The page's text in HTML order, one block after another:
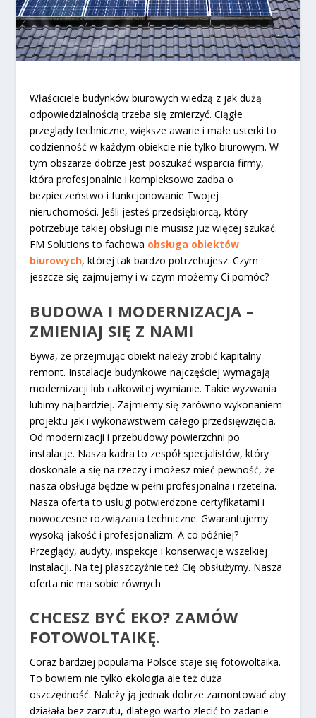
Właściciele budynków biurowych wiedzą z jak dużą
odpowiedzialnością trzeba się zmierzyć. Ciągłe
przeglądy techniczne, większe awarie i małe usterki to
codzienność w każdym obiekcie nie tylko biurowym. W
tym obszarze dobrze jest poszukać wsparcia firmy,
która profesjonalnie i kompleksowo zadba o
bezpieczeństwo i funkcjonowanie Twojej
nieruchomości. Jeśli jesteś przedsiębiorcą, który
potrzebuje takiej obsługi nie musisz już więcej szukać.
FM Solutions to fachowa obsługa obiektów
biurowych, której tak bardzo potrzebujesz. Czym
jeszcze się zajmujemy i w czym możemy Ci pomóc?
BUDOWA I MODERNIZACJA –
ZMIENIAJ SIĘ Z NAMI
Bywa, że przejmując obiekt należy zrobić kapitalny
remont. Instalacje budynkowe najczęściej wymagają
modernizacji lub całkowitej wymianie. Takie wyzwania
lubimy najbardziej. Zajmiemy się zarówno wykonaniem
projektu jak i wykonawstwem całego przedsięwzięcia.
Od modernizacji i przebudowy powierzchni po
instalacje. Nasza kadra to zespół specjalistów, który
doskonale a się na rzeczy i możesz mieć pewność, że
nasza obsługa będzie w pełni profesjonalna i rzetelna.
Nasza oferta to usługi potwierdzone certyfikatami i
nowoczesne rozwiązania techniczne. Gwarantujemy
wysoką jakość i profesjonalizm. A co później?
Przeglądy, audyty, inspekcje i konserwacje wszelkiej
instalacji. Na tej płaszczyźnie też Cię obsłużymy. Nasza
oferta nie ma sobie równych.
CHCESZ BYĆ EKO? ZAMÓW
FOTOWOLTAIKĘ.
Coraz bardziej popularna Polsce staje się fotowoltaika.
To bowiem nie tylko ekologia ale też duża
oszczędność. Należy ją jednak dobrze zamontować aby
działała bez zarzutu, dlatego warto zlecić to zadanie